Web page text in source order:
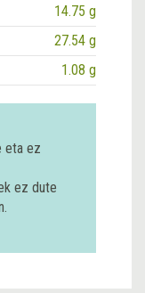
14.75 g
27.54 g
1.08 g
eta ez
ez dute